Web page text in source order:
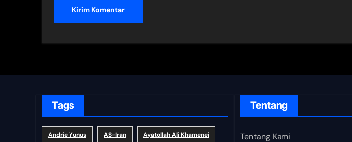
Tags
Andrie Yunus AS-Iran Ayatollah Ali Khamenei
Tentang
Tentang Kami